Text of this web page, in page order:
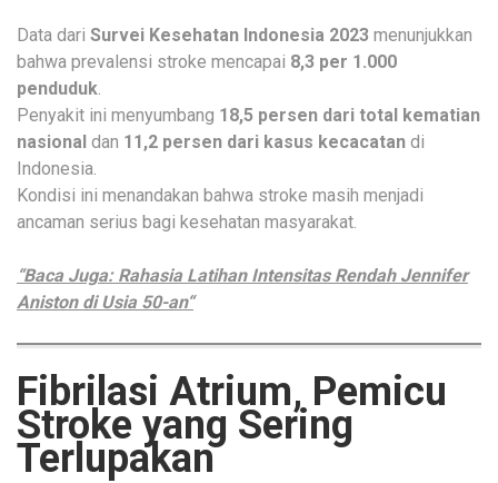
Data dari Survei Kesehatan Indonesia 2023 menunjukkan
bahwa prevalensi stroke mencapai 8,3 per 1.000
penduduk.
Penyakit ini menyumbang 18,5 persen dari total kematian
nasional dan 11,2 persen dari kasus kecacatan di
Indonesia.
Kondisi ini menandakan bahwa stroke masih menjadi
ancaman serius bagi kesehatan masyarakat.
“Baca Juga: Rahasia Latihan Intensitas Rendah Jennifer
Aniston di Usia 50-an“
Fibrilasi Atrium, Pemicu
Stroke yang Sering
Terlupakan